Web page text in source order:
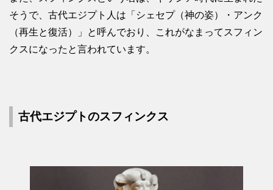
そうで、古代エジプト人は「シェセプ（神の姿）・アンク
（再生と復活）」と呼んでおり、これがなまってスフィン
クスになったと言われています。
古代エジプトのスフィンクス